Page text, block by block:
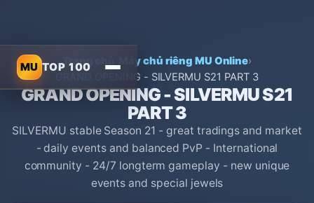
MU TOP 100
Trang chủ Máy chủ riêng MU Online›
GRAND OPENING - SILVERMU S21 PART 3
GRAND OPENING - SILVERMU S21
PART 3
SILVERMU stable Season 21 - great tradings and market
- daily events and balanced PvP - International
community - 24/7 longterm gameplay - new unique
events and special jewels